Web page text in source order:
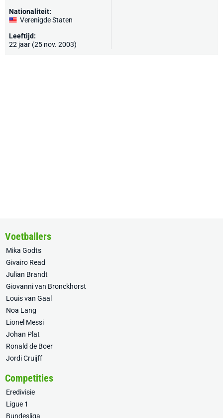
Nationaliteit:
Verenigde Staten
Leeftijd:
22 jaar (25 nov. 2003)
Voetballers
Mika Godts
Givairo Read
Julian Brandt
Giovanni van Bronckhorst
Louis van Gaal
Noa Lang
Lionel Messi
Johan Plat
Ronald de Boer
Jordi Cruijff
Competities
Eredivisie
Ligue 1
Bundesliga